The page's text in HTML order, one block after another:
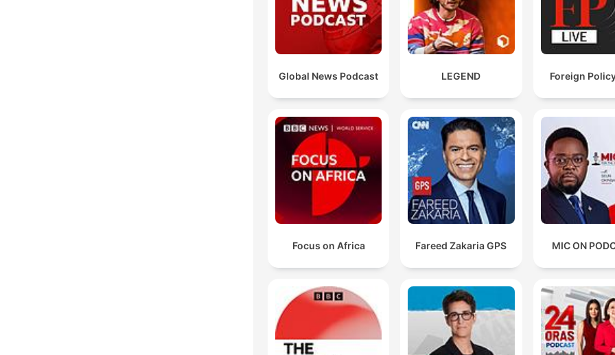
Global News Podcast LEGEND Foreign
Focus on Africa Fareed Zakaria GPS MIC ON